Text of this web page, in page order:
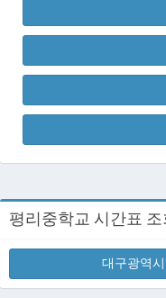
평리중학교 시간표
대구광역